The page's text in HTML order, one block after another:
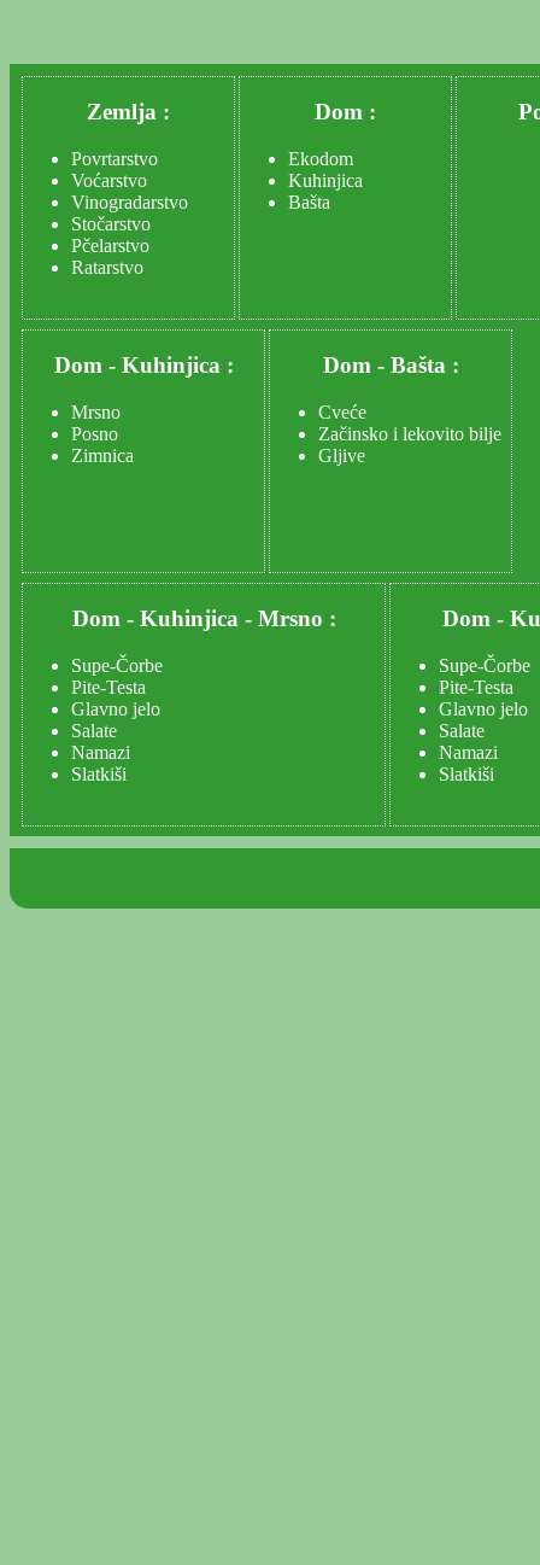
Zemlja :
Povrtarstvo
Voćarstvo
Vinogradarstvo
Stočarstvo
Pčelarstvo
Ratarstvo
Dom :
Ekodom
Kuhinjica
Bašta
Dom - Kuhinjica :
Mrsno
Posno
Zimnica
Dom - Bašta :
Cveće
Začinsko i lekovito bilje
Gljive
Dom - Kuhinjica - Mrsno :
Supe-Čorbe
Pite-Testa
Glavno jelo
Salate
Namazi
Slatkiši
Dom -
Supe-Čorbe
Pite-Testa
Glavno jelo
Salate
Namazi
Slatkiši